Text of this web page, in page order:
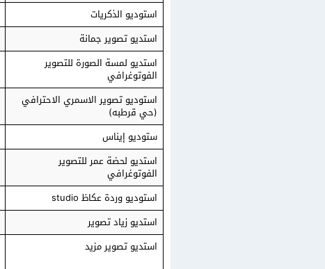
استوديو الذكريات
استديو تصوير جمانة
استديو لمسة الصورة للتصوير
الفوتوغرافي
استوديو تصوير الاسمري الاحترافي
(حي قرطبه)
ستوديو إيناس
استديو لحضة عمر للتصوير
الفوتوغرافي
استوديو وردة عكاظ studio
استديو زياد تصوير
استديو تصوير مزيد